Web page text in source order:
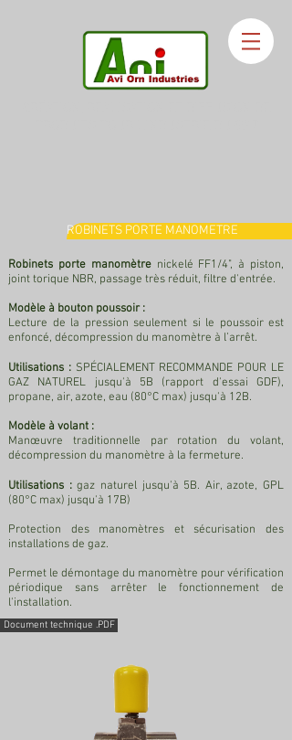
ROBINETS PORTE MANOMETRE
Robinets porte manomètrenickelé FF1/4", à piston,
joint torique NBR, passage très réduit, filtre d'entrée.
Modèle à bouton poussoir :
Lecture de la pression seulement si le poussoir est
enfoncé, décompression du manomètre à l’arrêt.
Utilisations : SPÉCIALEMENT RECOMMANDE POUR LE
GAZ NATUREL jusqu'à 5B (rapport d'essai GDF),
propane, air, azote, eau (80°C max) jusqu'à 12B.
Modèle à volant :
Manœuvre traditionnelle par rotation du volant,
décompression du manomètre à la fermeture.
Utilisations :gaz naturel jusqu'à 5B. Air, azote, GPL
(80°C max) jusqu'à 17B)
Protection des manomètres et sécurisation des
installations de gaz.
Permet le démontage du manomètre pour vérification
périodique sans arrêter le fonctionnement de
l'installation.
Document technique .PDF